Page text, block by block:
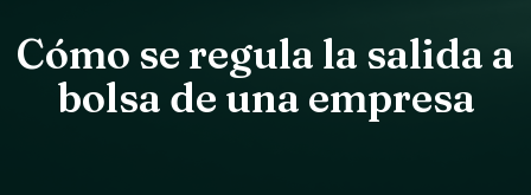
Cómo se regula la salida a
bolsa de una empresa